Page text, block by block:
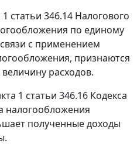
статьи 346.14 Налогового
по единому
с применением
признаются
расходов.
1 статьи 346.16 Кодекса
налогообложения
полученные доходы